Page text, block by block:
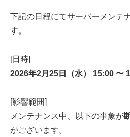
下記の日程にてサーバーメンテ
す。
[日時]
2026年2月25日（水） 15:00 〜
[影響範囲]
メンテナンス中、以下の事象が
がございます。